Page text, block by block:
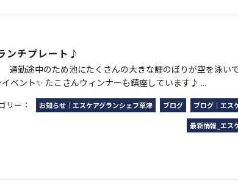
ンチプレート♪
通勤途中のため池にたくさんの大きな鯉のぼりが空を泳い
ベント✨ たこさんウィンナーも鎮座しています♪ ...
リー：
お知らせ｜エスケアグランシェフ草津 ブログ ブログ｜エス
最新情報_エス